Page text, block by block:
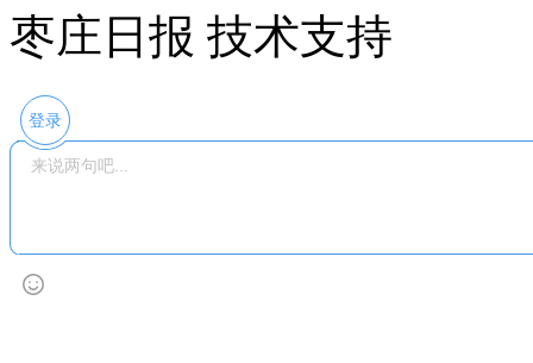
枣庄日报 技术支持
登录